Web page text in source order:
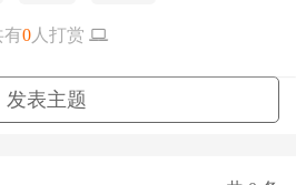
有0人打赏
发表主题